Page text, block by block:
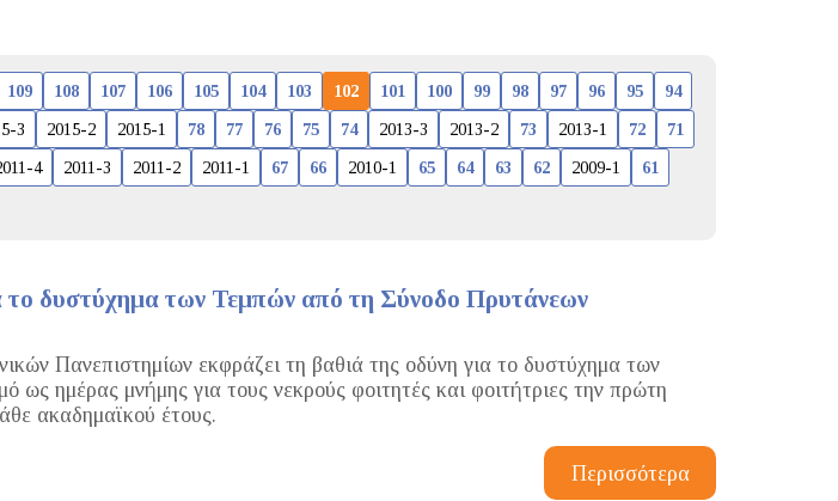
109 108 107 106 105 104 103 102 101 100 99 98 97 96 95
94
3 2015-2 2015-1 78 77 76 75 74 2013-3 2013-2 73 2013-1 72
71
4 2011-3 2011-2 2011-1 67 66 2010-1 65 64 63 62 2009-1
61
το δυστύχημα των Τεμπών από τη Σύνοδο Πρυτάνεων
Πανεπιστημίων εκφράζει τη βαθιά της οδύνη για το δυστύχημα των
ως ημέρας μνήμης για τους νεκρούς φοιτητές και φοιτήτριες την πρώτη
ακαδημαϊκού έτους.
Περισσότερα